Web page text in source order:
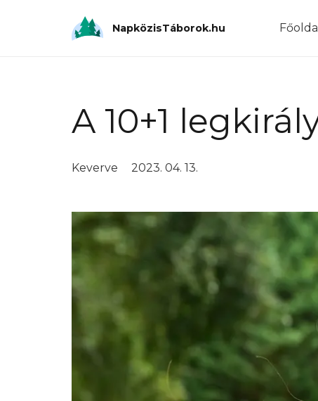
NapközisTáborok.hu Főoldal
A 10+1
Keverve 2023. 04. 13.